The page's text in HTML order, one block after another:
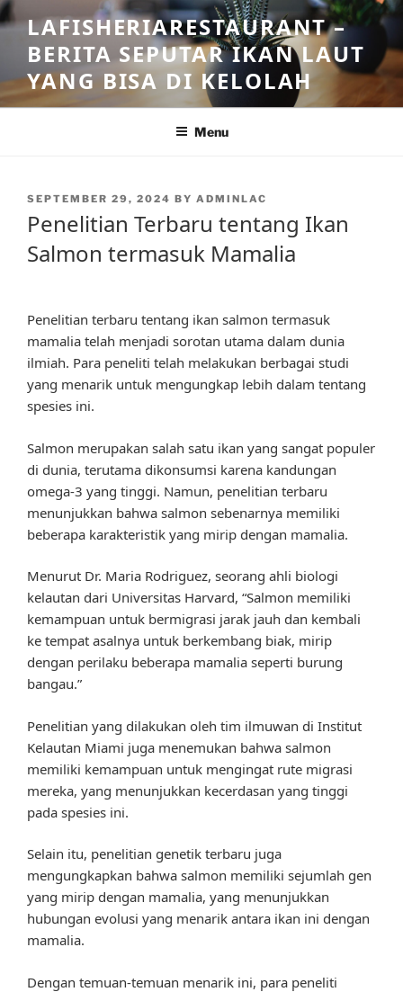
Skip
to
content
LAFISHERIARESTAURANT –
BERITA SEPUTAR IKAN LAUT
YANG BISA DI KELOLAH
Menu
POSTED
SEPTEMBER 29, 2024 BY ADMINLAC
Penelitian Terbaru tentang Ikan
Salmon termasuk Mamalia
Penelitian terbaru tentang ikan salmon termasuk
mamalia telah menjadi sorotan utama dalam dunia
ilmiah. Para peneliti telah melakukan berbagai studi
yang menarik untuk mengungkap lebih dalam tentang
spesies ini.
Salmon merupakan salah satu ikan yang sangat populer
di dunia, terutama dikonsumsi karena kandungan
omega-3 yang tinggi. Namun, penelitian terbaru
menunjukkan bahwa salmon sebenarnya memiliki
beberapa karakteristik yang mirip dengan mamalia.
Menurut Dr. Maria Rodriguez, seorang ahli biologi
kelautan dari Universitas Harvard, “Salmon memiliki
kemampuan untuk bermigrasi jarak jauh dan kembali
ke tempat asalnya untuk berkembang biak, mirip
dengan perilaku beberapa mamalia seperti burung
bangau.”
Penelitian yang dilakukan oleh tim ilmuwan di Institut
Kelautan Miami juga menemukan bahwa salmon
memiliki kemampuan untuk mengingat rute migrasi
mereka, yang menunjukkan kecerdasan yang tinggi
pada spesies ini.
Selain itu, penelitian genetik terbaru juga
mengungkapkan bahwa salmon memiliki sejumlah gen
yang mirip dengan mamalia, yang menunjukkan
hubungan evolusi yang menarik antara ikan ini dengan
mamalia.
Dengan temuan-temuan menarik ini, para peneliti